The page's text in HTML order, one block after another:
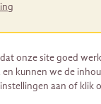
onze site goed
en kunnen we de
aan of klik